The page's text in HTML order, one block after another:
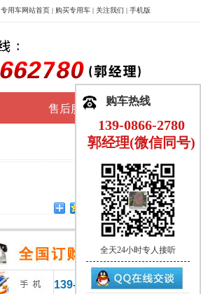
专用车网站首页 | 购买专用车 | 关注我们 | 手机版
售后服务
139-0866-2780
购车热线
139-0866-2780
郭经理(微信同号)
全天24小时专人接听